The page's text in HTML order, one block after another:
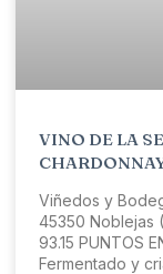
VINO DE LA
Viñedos y
45350 Noblejas
93.15 PUNTOS
Fermentado y